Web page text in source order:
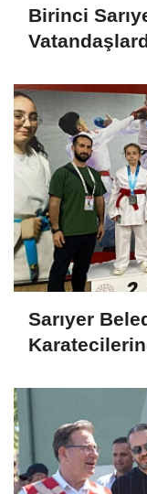
Birinci
Sarıyer